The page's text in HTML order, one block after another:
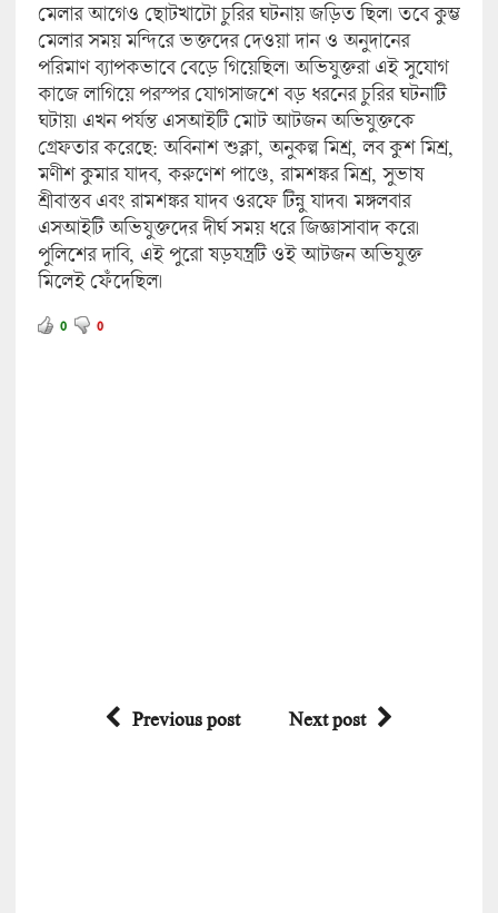
মেলার আগেও ছোটখাটো চুরির ঘটনায় জড়িত ছিল। তবে কুম্ভ
মেলার সময় মন্দিরে ভক্তদের দেওয়া দান ও অনুদানের
পরিমাণ ব্যাপকভাবে বেড়ে গিয়েছিল। অভিযুক্তরা এই সুযোগ
কাজে লাগিয়ে পরস্পর যোগসাজশে বড় ধরনের চুরির ঘটনাটি
ঘটায়। এখন পর্যন্ত এসআইটি মোট আটজন অভিযুক্তকে
গ্রেফতার করেছে: অবিনাশ শুক্লা, অনুকল্প মিশ্র, লব কুশ মিশ্র,
মণীশ কুমার যাদব, করুণেশ পাণ্ডে, রামশঙ্কর মিশ্র, সুভাষ
শ্রীবাস্তব এবং রামশঙ্কর যাদব ওরফে টিন্নু যাদব। মঙ্গলবার
এসআইটি অভিযুক্তদের দীর্ঘ সময় ধরে জিজ্ঞাসাবাদ করে।
পুলিশের দাবি, এই পুরো ষড়যন্ত্রটি ওই আটজন অভিযুক্ত
মিলেই ফেঁদেছিল।
0 0
Previous post Next post